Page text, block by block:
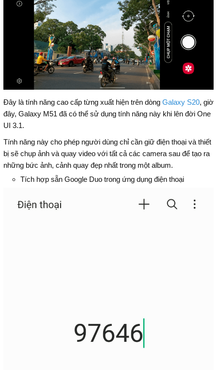
Đây là tính năng cao cấp từng xuất hiện trên dòng Galaxy S20, giờ
đây, Galaxy M51 đã có thể sử dụng tính năng này khi lên đời One
UI 3.1.
Tính năng này cho phép người dùng chỉ cần giữ điện thoại và thiết
bị sẽ chụp ảnh và quay video với tất cả các camera sau để tạo ra
những bức ảnh, cảnh quay đẹp nhất trong một album.
Tích hợp sẵn Google Duo trong ứng dụng điện thoại